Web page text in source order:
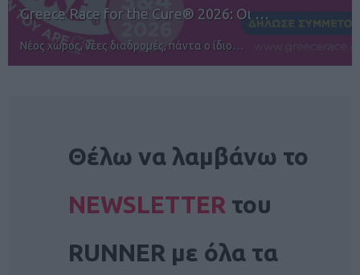
12ος TUI Rhodes Marathon:
Αγώνες για όλους στην Ρόδο
Θέλω να λαμβάνω το
NEWSLETTER του
RUNNER με όλα τα